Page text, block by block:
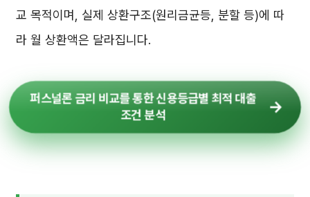
교 목적이며, 실제 상환구조(원리금균등, 분할 등)에 따
라 월 상환액은 달라집니다.
퍼스널론 금리 비교를 통한 신용등급별 최적 대출
조건 분석